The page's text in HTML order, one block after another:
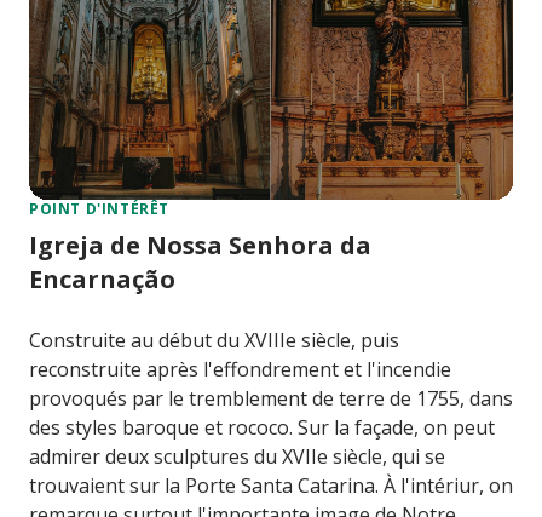
POINT D'INTÉRÊT
Igreja de Nossa Senhora da
Encarnação
Construite au début du XVIIIe siècle, puis
reconstruite après l'effondrement et l'incendie
provoqués par le tremblement de terre de 1755, dans
des styles baroque et rococo. Sur la façade, on peut
admirer deux sculptures du XVIIe siècle, qui se
trouvaient sur la Porte Santa Catarina. À l'intériur, on